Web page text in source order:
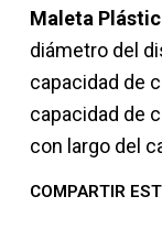
Maleta
diámetro del
capacidad de
capacidad de
con largo del
COMPARTIR